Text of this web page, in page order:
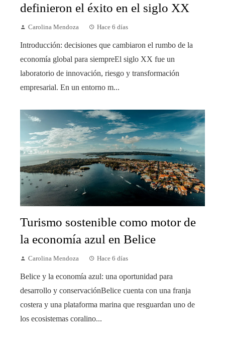
definieron el éxito en el siglo XX
Carolina Mendoza Hace 6 días
Introducción: decisiones que cambiaron el rumbo de la
economía global para siempreEl siglo XX fue un
laboratorio de innovación, riesgo y transformación
empresarial. En un entorno m...
Turismo sostenible como motor de
la economía azul en Belice
Carolina Mendoza Hace 6 días
Belice y la economía azul: una oportunidad para
desarrollo y conservaciónBelice cuenta con una franja
costera y una plataforma marina que resguardan uno de
los ecosistemas coralino...